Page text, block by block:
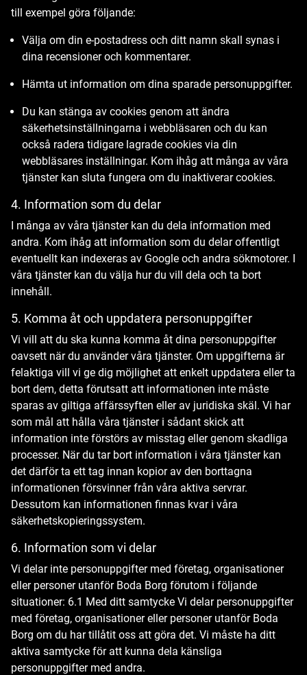
till exempel göra följande:
Välja om din e-postadress och ditt namn skall synas i
dina recensioner och kommentarer.
Hämta ut information om dina sparade personuppgifter.
Du kan stänga av cookies genom att ändra
säkerhetsinställningarna i webbläsaren och du kan
också radera tidigare lagrade cookies via din
webbläsares inställningar. Kom ihåg att många av våra
tjänster kan sluta fungera om du inaktiverar cookies.
4. Information som du delar
I många av våra tjänster kan du dela information med
andra. Kom ihåg att information som du delar offentligt
eventuellt kan indexeras av Google och andra sökmotorer. I
våra tjänster kan du välja hur du vill dela och ta bort
innehåll.
5. Komma åt och uppdatera personuppgifter
Vi vill att du ska kunna komma åt dina personuppgifter
oavsett när du använder våra tjänster. Om uppgifterna är
felaktiga vill vi ge dig möjlighet att enkelt uppdatera eller ta
bort dem, detta förutsatt att informationen inte måste
sparas av giltiga affärssyften eller av juridiska skäl. Vi har
som mål att hålla våra tjänster i sådant skick att
information inte förstörs av misstag eller genom skadliga
processer. När du tar bort information i våra tjänster kan
det därför ta ett tag innan kopior av den borttagna
informationen försvinner från våra aktiva servrar.
Dessutom kan informationen finnas kvar i våra
säkerhetskopieringssystem.
6. Information som vi delar
Vi delar inte personuppgifter med företag, organisationer
eller personer utanför Boda Borg förutom i följande
situationer: 6.1 Med ditt samtycke Vi delar personuppgifter
med företag, organisationer eller personer utanför Boda
Borg om du har tillåtit oss att göra det. Vi måste ha ditt
aktiva samtycke för att kunna dela känsliga
personuppgifter med andra.